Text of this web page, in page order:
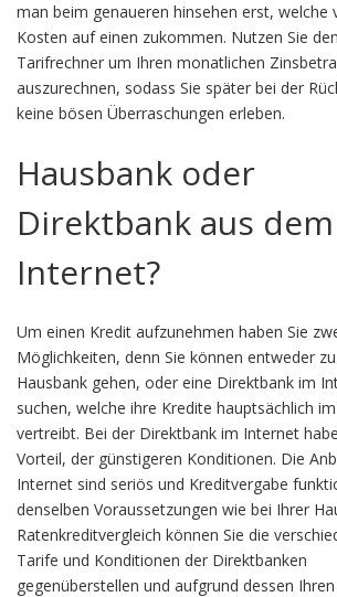
man beim genaueren hinsehen erst, welche
Kosten auf einen zukommen. Nutzen Sie den
Tarifrechner um Ihren monatlichen
auszurechnen, sodass Sie später bei der
keine bösen Überraschungen erleben.
Hausbank oder
Direktbank aus dem
Internet?
Um einen Kredit aufzunehmen haben Sie
Möglichkeiten, denn Sie können entweder
Hausbank gehen, oder eine Direktbank im
suchen, welche ihre Kredite hauptsächlich
vertreibt. Bei der Direktbank im Internet
Vorteil, der günstigeren Konditionen. Die
Internet sind seriös und Kreditvergabe
denselben Voraussetzungen wie bei Ihrer
Ratenkreditvergleich können Sie die
Tarife und Konditionen der Direktbanken
gegenüberstellen und aufgrund dessen